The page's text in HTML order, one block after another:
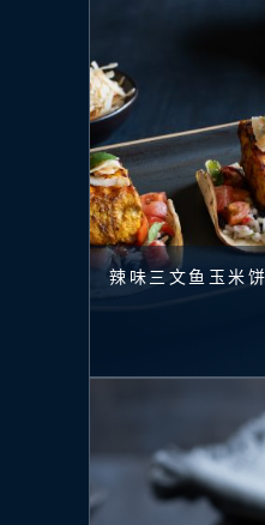
辣味三文鱼玉米饼